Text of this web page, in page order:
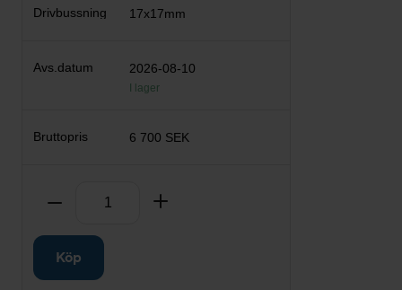
17x17mm
2026-08-10
I lager
6 700 SEK
Ta bort
Köp